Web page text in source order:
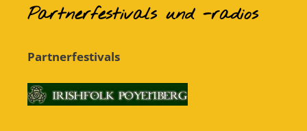
Partnerfestivals und -radios
Partnerfestivals